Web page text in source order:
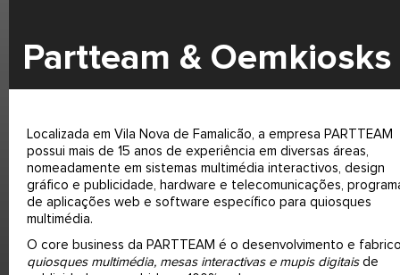
Partteam & Oemkiosks
Localizada em Vila Nova de Famalicão, a empresa PARTTEAM
possui mais de 15 anos de experiência em diversas áreas,
nomeadamente em sistemas multimédia interactivos, design
gráfico e publicidade, hardware e telecomunicações,
de aplicações web e software específico para quiosques
multimédia.
O core business da PARTTEAM é o desenvolvimento e
quiosques multimédia, mesas interactivas e mupis digitaisde